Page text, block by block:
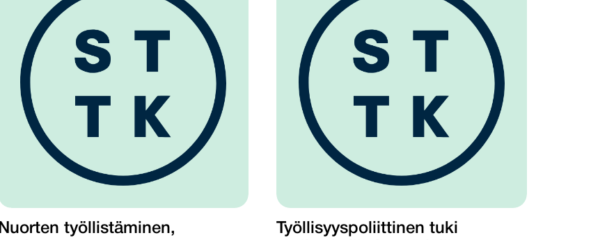
Nuorten työllistäminen,
Työllisyyspoliittinen tuki